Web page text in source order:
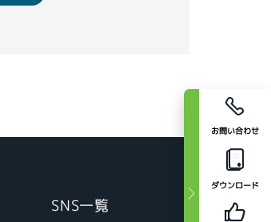
お問い合わせ
ダウンロード
SNS一覧